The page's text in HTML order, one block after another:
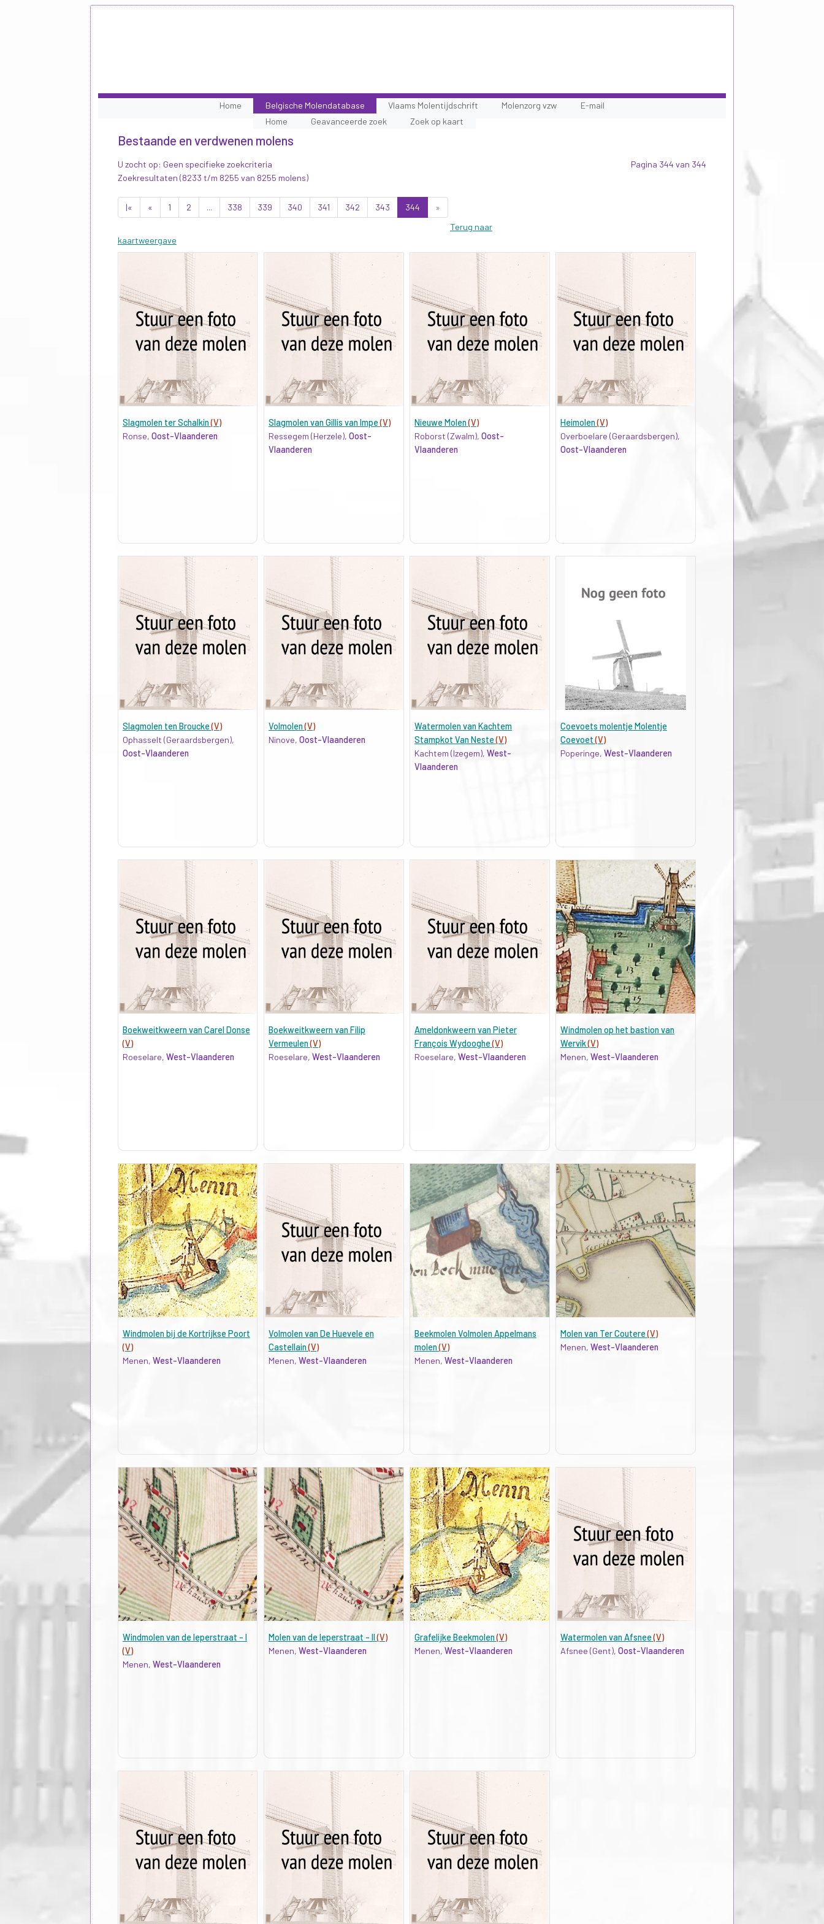
Home
Belgische Molendatabase
Home
Geavanceerde zoek Zoek op kaart
Vlaams Molentijdschrift Molenzorg vzw E-mail
Bestaande en verdwenen molens
U zocht op: Geen specifieke zoekcriteria
Zoekresultaten (8233 t/m 8255 van 8255 molens)
|« « 1 2 ... 338 339 340 341 342 343 344
»
Terug naar
kaartweergave
Pagina 344 van 344
Slagmolen ter Schalkin(V)
Ronse, Oost-Vlaanderen
Slagmolen van Gillis van Impe(V)
Ressegem (Herzele), Oost-
Vlaanderen
Nieuwe Molen(V)
Roborst (Zwalm), Oost-
Vlaanderen
Heimolen(V)
Overboelare (Geraardsbergen),
Oost-Vlaanderen
Slagmolen ten Broucke(V)
Ophasselt (Geraardsbergen),
Oost-Vlaanderen
Volmolen(V)
Ninove, Oost-Vlaanderen
Watermolen van Kachtem
Stampkot Van Neste(V)
Kachtem (Izegem), West-
Vlaanderen
Coevoets molentje Molentje
Coevoet(V)
Poperinge, West-Vlaanderen
Boekweitkweern van Carel Donse
(V)
Roeselare, West-Vlaanderen
Boekweitkweern van Filip
Vermeulen(V)
Roeselare, West-Vlaanderen
Ameldonkweern van Pieter
François Wydooghe(V)
Roeselare, West-Vlaanderen
Windmolen op het bastion van
Wervik(V)
Menen, West-Vlaanderen
Windmolen bij de Kortrijkse Poort
(V)
Menen, West-Vlaanderen
Volmolen van De Huevele en
Castellain(V)
Menen, West-Vlaanderen
Beekmolen Volmolen Appelmans
molen(V)
Menen, West-Vlaanderen
Molen van Ter Coutere(V)
Menen, West-Vlaanderen
Windmolen van de Ieperstraat - I
(V)
Menen, West-Vlaanderen
Molen van de Ieperstraat - II(V)
Menen, West-Vlaanderen
Grafelijke Beekmolen(V)
Menen, West-Vlaanderen
Watermolen van Afsnee(V)
Afsnee (Gent), Oost-Vlaanderen